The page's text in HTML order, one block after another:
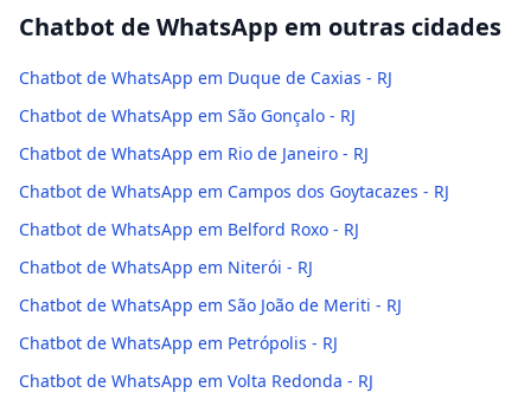
Chatbot de WhatsApp em outras cidades
Chatbot de WhatsApp em Duque de Caxias - RJ
Chatbot de WhatsApp em São Gonçalo - RJ
Chatbot de WhatsApp em Rio de Janeiro - RJ
Chatbot de WhatsApp em Campos dos Goytacazes - RJ
Chatbot de WhatsApp em Belford Roxo - RJ
Chatbot de WhatsApp em Niterói - RJ
Chatbot de WhatsApp em São João de Meriti - RJ
Chatbot de WhatsApp em Petrópolis - RJ
Chatbot de WhatsApp em Volta Redonda - RJ